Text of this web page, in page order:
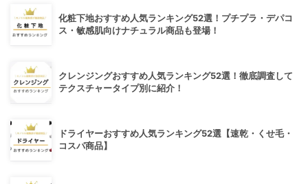
化粧下地おすすめ人気ランキング52選！プチプラ・デパコ
ス・敏感肌向けナチュラル商品も登場！
クレンジングおすすめ人気ランキング52選！徹底調査して
テクスチャータイプ別に紹介！
ドライヤーおすすめ人気ランキング52選【速乾・くせ毛・
コスパ商品】